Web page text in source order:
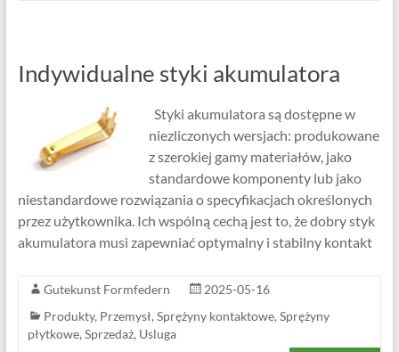
Indywidualne styki akumulatora
Styki akumulatora są dostępne w
niezliczonych wersjach: produkowane
z szerokiej gamy materiałów, jako
standardowe komponenty lub jako
niestandardowe rozwiązania o specyfikacjach określonych
przez użytkownika. Ich wspólną cechą jest to, że dobry styk
akumulatora musi zapewniać optymalny i stabilny kontakt
Gutekunst Formfedern
2025-05-16
Produkty, Przemysł, Sprężyny kontaktowe, Sprężyny
płytkowe, Sprzedaż, Usluga